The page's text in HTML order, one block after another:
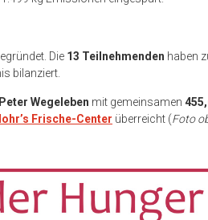
Die 13 Teilnehmenden haben
bilanziert.
Wegeleben mit gemeinsamen
Frische-Center überreicht (Foto